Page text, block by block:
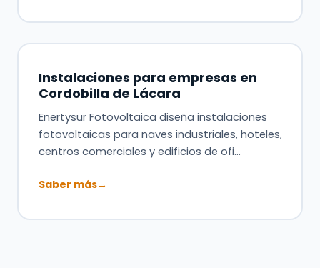
Instalaciones para empresas en
Cordobilla de Lácara
Enertysur Fotovoltaica diseña instalaciones
fotovoltaicas para naves industriales, hoteles,
centros comerciales y edificios de ofi…
Saber más→